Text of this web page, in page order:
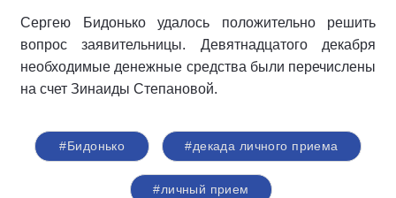
Сергею Бидонько удалось положительно решить
вопрос заявительницы. Девятнадцатого декабря
необходимые денежные средства были перечислены
на счет Зинаиды Степановой.
#Бидонько #декада личного приема
#личный прием